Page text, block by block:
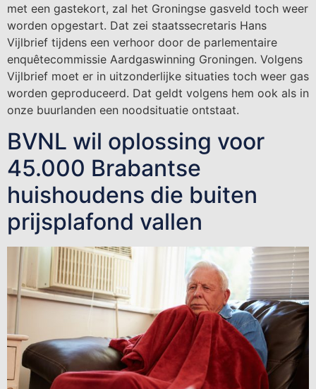
met een gastekort, zal het Groningse gasveld toch weer
worden opgestart. Dat zei staatssecretaris Hans
Vijlbrief tijdens een verhoor door de parlementaire
enquêtecommissie Aardgaswinning Groningen. Volgens
Vijlbrief moet er in uitzonderlijke situaties toch weer gas
worden geproduceerd. Dat geldt volgens hem ook als in
onze buurlanden een noodsituatie ontstaat.
BVNL wil oplossing voor
45.000 Brabantse
huishoudens die buiten
prijsplafond vallen